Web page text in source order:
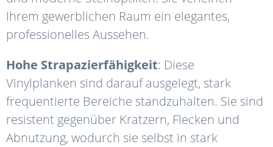
Ihrem gewerblichen Raum ein elegantes,
professionelles Aussehen.
Hohe Strapazierfähigkeit: Diese
Vinylplanken sind darauf ausgelegt, stark
frequentierte Bereiche standzuhalten. Sie sind
resistent gegenüber Kratzern, Flecken und
Abnutzung, wodurch sie selbst in stark